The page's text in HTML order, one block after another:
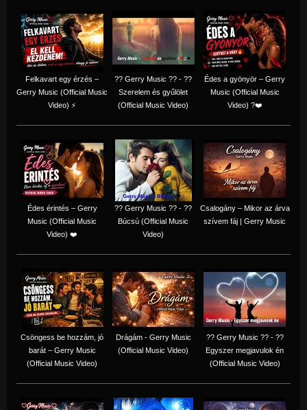
Felkavart egy érzés –
Gerry Music (Official Music
Video) ⚡
?? Gerry Music ?? - ??
Szerelem és gyűlölet
(Official Music Video)
Édes a gyönyör – Gerry
Music (Official Music
Video) ?❤️
Édes érintés – Gerry
Music (Official Music
Video) ❤️
?? Gerry Music ?? - ??
Búcsú (Official Music
Video)
Csalogány – Mikor az árva
szívem fáj | Gerry Music
Csöngess be hozzám, jó
barát – Gerry Music
(Official Music Video)
Drágám - Gerry Music
(Official Music Video)
?? Gerry Music ?? - ??
Egyszer megjavulok én
(Official Music Video)